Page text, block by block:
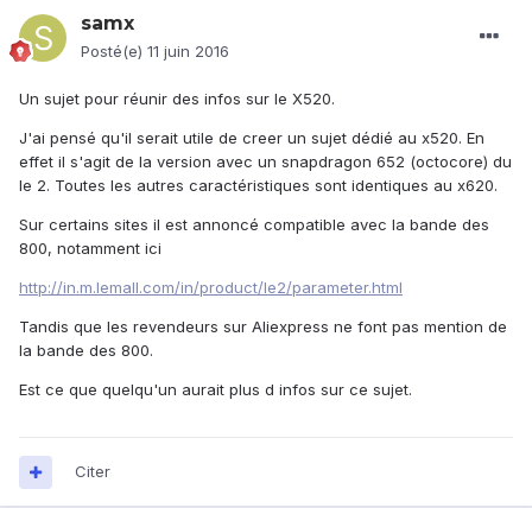
samx
Posté(e) 11 juin 2016
Un sujet pour réunir des infos sur le X520.
J'ai pensé qu'il serait utile de creer un sujet dédié au x520. En
effet il s'agit de la version avec un snapdragon 652 (octocore) du
le 2. Toutes les autres caractéristiques sont identiques au x620.
Sur certains sites il est annoncé compatible avec la bande des
800, notamment ici
http://in.m.lemall.com/in/product/le2/parameter.html
Tandis que les revendeurs sur Aliexpress ne font pas mention de
la bande des 800.
Est ce que quelqu'un aurait plus d infos sur ce sujet.
Citer